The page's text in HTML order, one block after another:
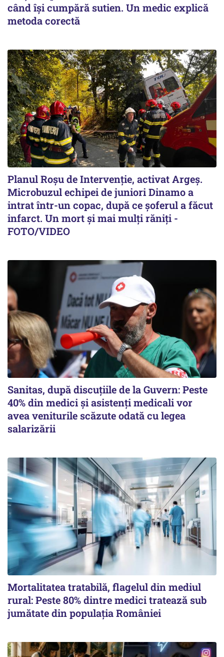
când își cumpără sutien. Un medic explică
metoda corectă
Planul Roşu de Intervenţie, activat Argeş.
Microbuzul echipei de juniori Dinamo a
intrat într-un copac, după ce șoferul a făcut
infarct. Un mort și mai mulți răniți -
FOTO/VIDEO
Sanitas, după discuțiile de la Guvern: Peste
40% din medici și asistenți medicali vor
avea veniturile scăzute odată cu legea
salarizării
Mortalitatea tratabilă, flagelul din mediul
rural: Peste 80% dintre medici tratează sub
jumătate din populația României